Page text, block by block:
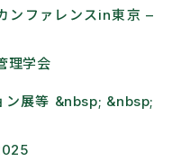
ンファレンスin東京 –
理学会
展等 &nbsp; &nbsp;